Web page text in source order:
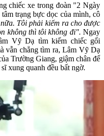
chiếc xe trong đoàn "2 Ngày
trạng bực dọc của mình, cô
Tôi phải kiếm ra cho được
không thì tôi không đi". Ngay
Vỹ Dạ tìm kiếm chiếc gối
vẫn chẳng tìm ra, Lâm Vỹ Dạ
Trường Giang, giậm chân để
xung quanh đều bất ngờ.